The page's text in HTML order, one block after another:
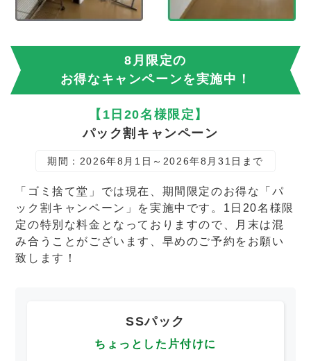
8月限定の
お得なキャンペーンを実施中！
【1日20名様限定】
パック割キャンペーン
期間：2026年8月1日～2026年8月31日まで
「ゴミ捨て堂」では現在、期間限定のお得な「パ
ック割キャンペーン」を実施中です。1日20名様限
定の特別な料金となっておりますので、月末は混
み合うことがございます、早めのご予約をお願い
致します！
SSパック
ちょっとした片付けに